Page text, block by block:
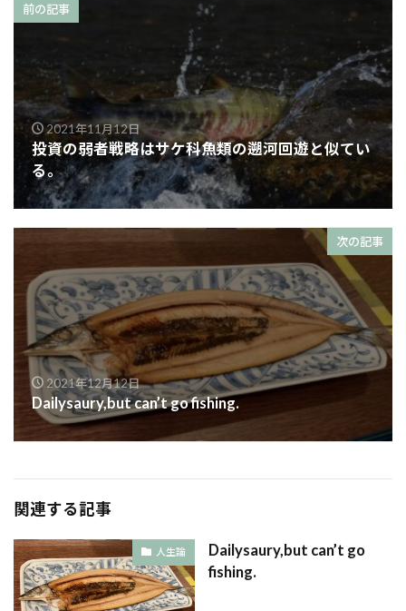
前の記事
2021年11月12日
投資の弱者戦略はサケ科魚類の遡河回遊と似てい
る。
次の記事
2021年12月12日
Dailysaury,but can’t go fishing.
関連する記事
人生論
Dailysaury,but can’t go
fishing.